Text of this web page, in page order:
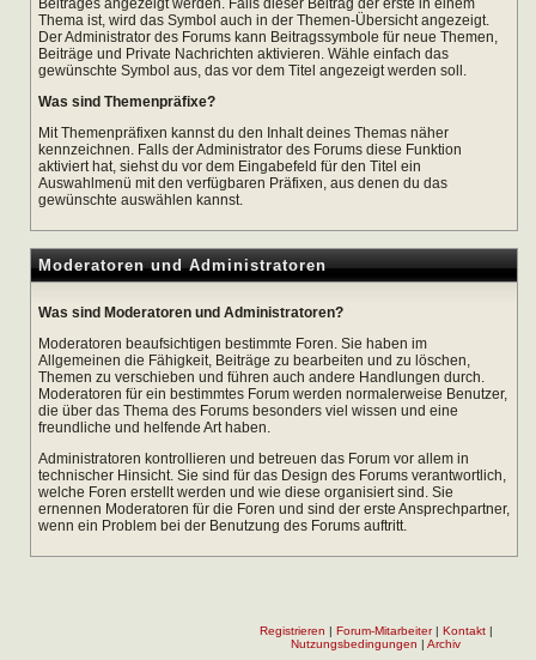
Thema ist, wird das Symbol auch in der Themen-Übersicht angezeigt.
Der Administrator des Forums kann Beitragssymbole für neue Themen,
Beiträge und Private Nachrichten aktivieren. Wähle einfach das
gewünschte Symbol aus, das vor dem Titel angezeigt werden soll.
Was sind Themenpräfixe?
Mit Themenpräfixen kannst du den Inhalt deines Themas näher
kennzeichnen. Falls der Administrator des Forums diese Funktion
aktiviert hat, siehst du vor dem Eingabefeld für den Titel ein
Auswahlmenü mit den verfügbaren Präfixen, aus denen du das
gewünschte auswählen kannst.
Moderatoren und Administratoren
Was sind Moderatoren und Administratoren?
Moderatoren beaufsichtigen bestimmte Foren. Sie haben im
Allgemeinen die Fähigkeit, Beiträge zu bearbeiten und zu löschen,
Themen zu verschieben und führen auch andere Handlungen durch.
Moderatoren für ein bestimmtes Forum werden normalerweise Benutzer,
die über das Thema des Forums besonders viel wissen und eine
freundliche und helfende Art haben.
Administratoren kontrollieren und betreuen das Forum vor allem in
technischer Hinsicht. Sie sind für das Design des Forums verantwortlich,
welche Foren erstellt werden und wie diese organisiert sind. Sie
ernennen Moderatoren für die Foren und sind der erste Ansprechpartner,
wenn ein Problem bei der Benutzung des Forums auftritt.
Registrieren | Forum-Mitarbeiter| Kontakt|
Nutzungsbedingungen | Archiv